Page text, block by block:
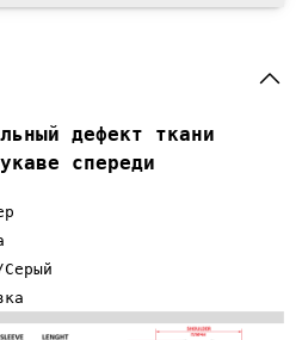
дефект ткани
спереди